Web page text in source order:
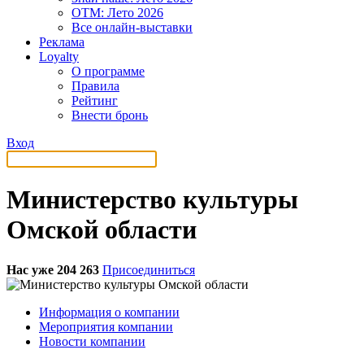
OTM: Лето 2026
Все онлайн-выставки
Реклама
Loyalty
О программе
Правила
Рейтинг
Внести бронь
Вход
Министерство культуры
Омской области
Нас уже 204 263 Присоединиться
Информация о компании
Мероприятия компании
Новости компании